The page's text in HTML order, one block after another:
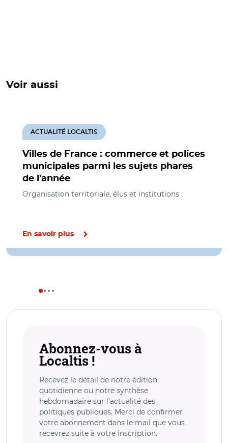
Voir aussi
Villes de France : commerce et polices
municipales parmi les sujets phares
de l'année
ACTUALITÉ LOCALTIS
Organisation territoriale, élus et institutions
En savoir plus
Abonnez-vous à
Localtis !
Recevez le détail de notre édition
quotidienne ou notre synthèse
hebdomadaire sur l’actualité des
politiques publiques. Merci de confirmer
votre abonnement dans le mail que vous
recevrez suite à votre inscription.